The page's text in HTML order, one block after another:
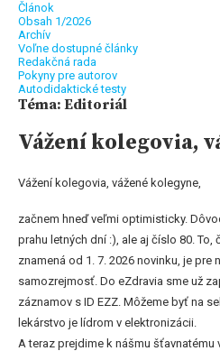
Článok
Obsah 1/2026
Archív
Voľne dostupné články
Redakčná rada
Pokyny pre autorov
Autodidaktické testy
Téma: Editoriál
Vážení kolegovia,
Vážení kolegovia, vážené kolegyne,
začnem hneď veľmi optimisticky.
prahu letných dní :), ale aj číslo 80.
znamená od 1. 7. 2026 novinku, je pre
samozrejmosť. Do eZdravia sme už
záznamov s ID EZZ. Môžeme byť na
lekárstvo je lídrom v elektronizácii.
A teraz prejdime k nášmu šťavnatému